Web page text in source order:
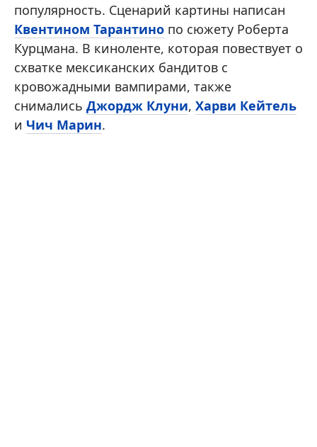
популярность. Сценарий картины написан
Квентином Тарантино по сюжету Роберта
Курцмана. В киноленте, которая повествует о
схватке мексиканских бандитов с
кровожадными вампирами, также
снимались Джордж Клуни, Харви Кейтель
и Чич Марин.